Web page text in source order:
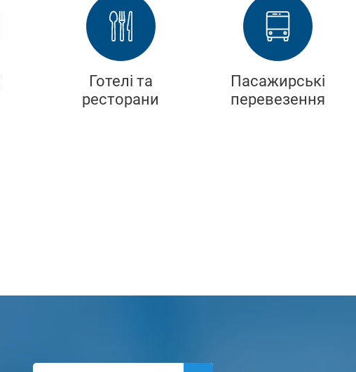
Готелі та
ресторани
Пасажирські
перевезення